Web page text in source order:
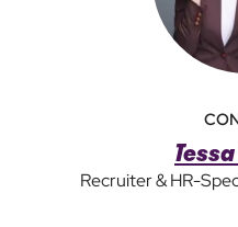
Recruiter & HR-